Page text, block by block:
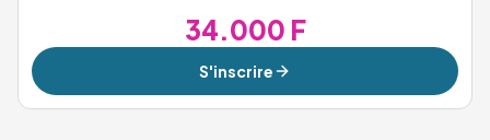
34.000 F
S'inscrire